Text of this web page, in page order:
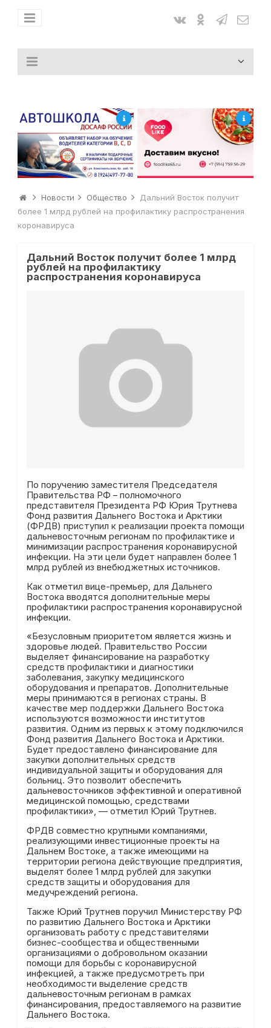
Новости Общество
Дальний Восток получит
более 1 млрд рублей на профилактику распространения
коронавируса
Дальний Восток получит более 1 млрд
рублей на профилактику
распространения коронавируса
По поручению заместителя Председателя
Правительства РФ – полномочного
представителя Президента РФ Юрия Трутнева
Фонд развития Дальнего Востока и Арктики
(ФРДВ) приступил к реализации проекта помощи
дальневосточным регионам по профилактике и
минимизации распространения коронавирусной
инфекции. На эти цели будет направлен более 1
млрд рублей из внебюджетных источников.
Как отметил вице-премьер, для Дальнего
Востока вводятся дополнительные меры
профилактики распространения коронавирусной
инфекции.
«Безусловным приоритетом является жизнь и
здоровье людей. Правительство России
выделяет финансирование на разработку
средств профилактики и диагностики
заболевания, закупку медицинского
оборудования и препаратов. Дополнительные
меры принимаются в регионах страны. В
качестве мер поддержки Дальнего Востока
используются возможности институтов
развития. Одним из первых к этому подключился
Фонд развития Дальнего Востока и Арктики.
Будет предоставлено финансирование для
закупки дополнительных средств
индивидуальной защиты и оборудования для
больниц. Это позволит обеспечить
дальневосточников эффективной и оперативной
медицинской помощью, средствами
профилактики», — отметил Юрий Трутнев.
ФРДВ совместно крупными компаниями,
реализующими инвестиционные проекты на
Дальнем Востоке, а также имеющими на
территории региона действующие предприятия,
выделят более 1 млрд рублей для закупки
средств защиты и оборудования для
медучреждений региона.
Также Юрий Трутнев поручил Министерству РФ
по развитию Дальнего Востока и Арктики
организовать работу с представителями
бизнес-сообщества и общественными
организациями о добровольном оказании
помощи для борьбы с коронавирусной
инфекцией, а также предусмотреть при
необходимости выделение средств
дальневосточным регионам в рамках
финансирования, предоставляемого на развитие
Дальнего Востока.